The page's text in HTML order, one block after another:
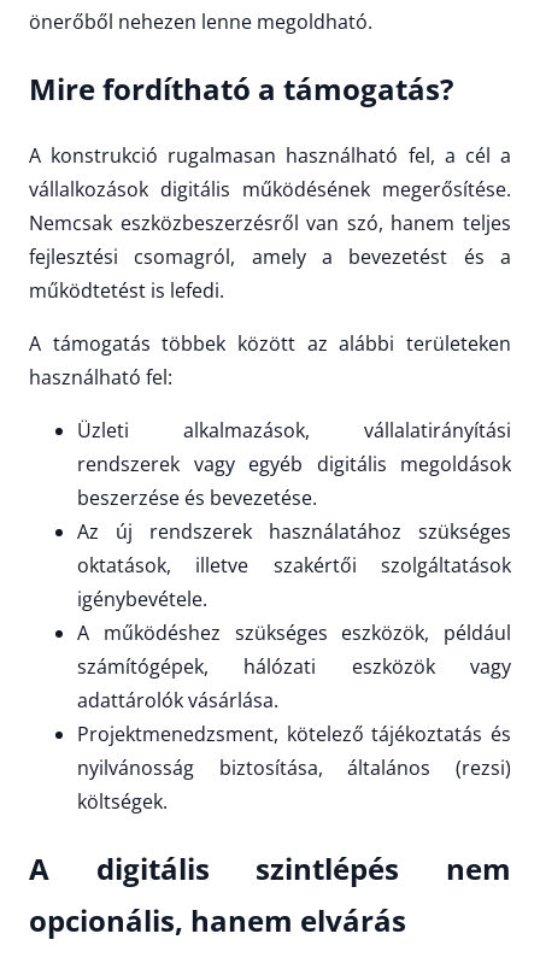
önerőből nehezen lenne megoldható.
Mire fordítható a támogatás?
A konstrukció rugalmasan használható fel, a cél a
vállalkozások digitális működésének megerősítése.
Nemcsak eszközbeszerzésről van szó, hanem teljes
fejlesztési csomagról, amely a bevezetést és a
működtetést is lefedi.
A támogatás többek között az alábbi területeken
használható fel:
Üzleti alkalmazások, vállalatirányítási
rendszerek vagy egyéb digitális megoldások
beszerzése és bevezetése.
Az új rendszerek használatához szükséges
oktatások, illetve szakértői szolgáltatások
igénybevétele.
A működéshez szükséges eszközök, például
számítógépek, hálózati eszközök vagy
adattárolók vásárlása.
Projektmenedzsment, kötelező tájékoztatás és
nyilvánosság biztosítása, általános (rezsi)
költségek.
A digitális szintlépés nem
opcionális, hanem elvárás